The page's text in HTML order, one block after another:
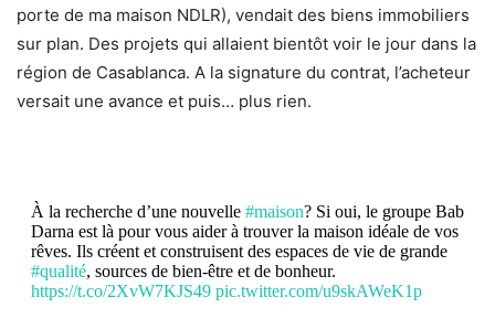
porte de ma maison NDLR), vendait des biens immobiliers
sur plan. Des projets qui allaient bientôt voir le jour dans la
région de Casablanca. A la signature du contrat, l’acheteur
versait une avance et puis… plus rien.
À la recherche d’une nouvelle #maison? Si oui, le groupe Bab
Darna est là pour vous aider à trouver la maison idéale de vos
rêves. Ils créent et construisent des espaces de vie de grande
#qualité, sources de bien-être et de bonheur.
https://t.co/2XvW7KJS49 pic.twitter.com/u9skAWeK1p